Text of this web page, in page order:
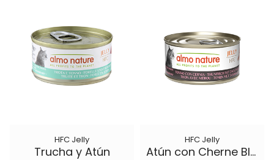
HFC Jelly
Trucha y Atún
HFC Jelly
Atún con Cherne Blanco